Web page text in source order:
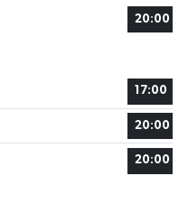
20:00
17:00
20:00
20:00